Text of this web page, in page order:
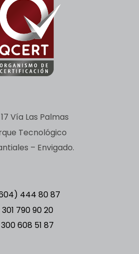
Vía Las Palmas
Tecnológico
– Envigado.
444 80 87
301 790 90 20
300 608 51 87